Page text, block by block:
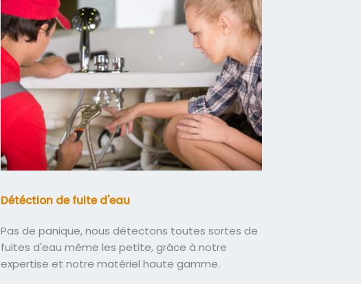
Détéction de fuite d'eau
Pas de panique, nous détectons toutes sortes de
fuites d'eau même les petite, grâce à notre
expertise et notre matériel haute gamme.